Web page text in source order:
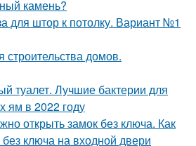
камень?
для штор к потолку. Вариант №1
строительства домов.
туалет. Лучшие бактерии для
ям в 2022 году
открыть замок без ключа. Как
ключа на входной двери